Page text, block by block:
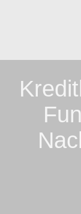
überspringen